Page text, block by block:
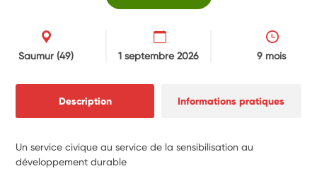
Saumur (49) 1 septembre 2026 9 mois
Description Informations pratiques
Un service civique au service de la sensibilisation au
développement durable